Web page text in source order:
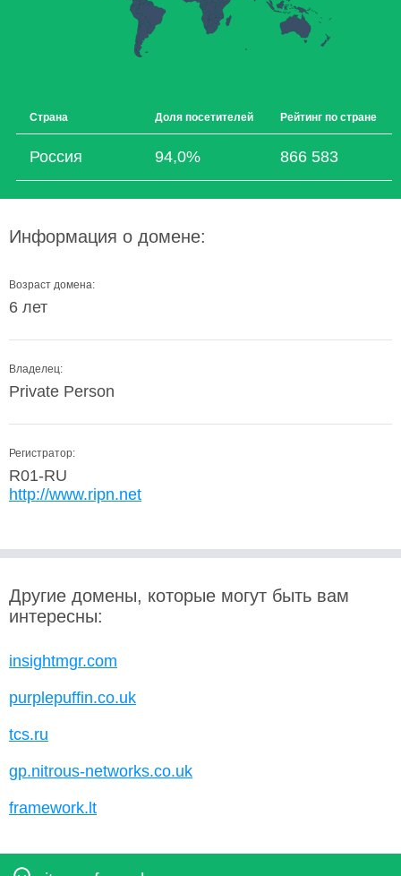
Страна Доля посетителей Рейтинг по стране
Россия 94,0% 866 583
Информация о домене:
Возраст домена:
6 лет
Владелец:
Private Person
Регистратор:
R01-RU
http://www.ripn.net
Другие домены, которые могут быть вам
интересны:
insightmgr.com
purplepuffin.co.uk
tcs.ru
gp.nitrous-networks.co.uk
framework.lt